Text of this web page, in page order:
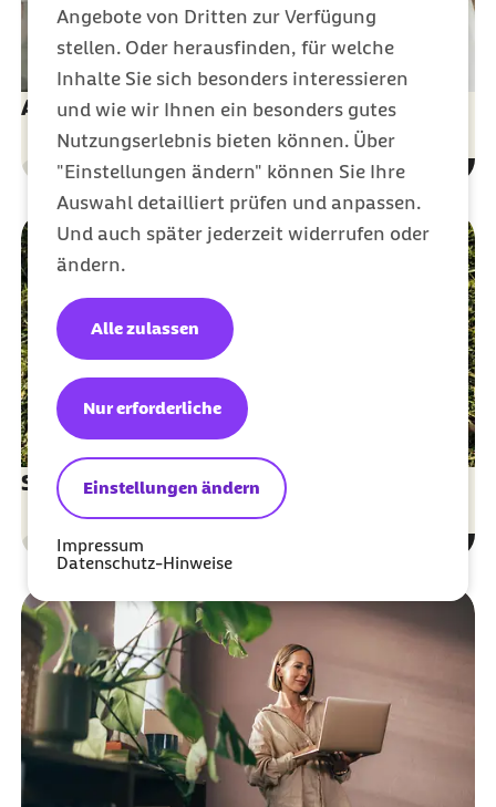
Angebote von Dritten zur Verfügung
stellen. Oder herausfinden, für welche
Inhalte Sie sich besonders interessieren
und wie wir Ihnen ein besonders gutes
Nutzungserlebnis bieten können. Über
"Einstellungen ändern" können Sie Ihre
Auswahl detailliert prüfen und anpassen.
Und auch später jederzeit widerrufen oder
ändern.
Einstellungen ändern
Nur erforderliche
Alle zulassen
Impressum
Datenschutz-Hinweise
Auszubildende
Kategorie
Mitgliedschaft
Studierende
Kategorie
Mitgliedschaft